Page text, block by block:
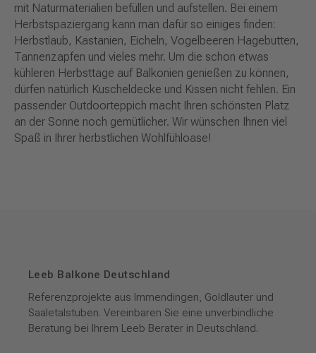
mit Naturmaterialien befüllen und aufstellen. Bei einem
Herbstspaziergang kann man dafür so einiges finden:
Herbstlaub, Kastanien, Eicheln, Vogelbeeren Hagebutten,
Tannenzapfen und vieles mehr. Um die schon etwas
kühleren Herbsttage auf Balkonien genießen zu können,
dürfen natürlich Kuscheldecke und Kissen nicht fehlen. Ein
passender Outdoorteppich macht Ihren schönsten Platz
an der Sonne noch gemütlicher. Wir wünschen Ihnen viel
Spaß in Ihrer herbstlichen Wohlfühloase!
Leeb Balkone Deutschland
Referenzprojekte aus Immendingen, Goldlauter und
Saaletalstuben. Vereinbaren Sie eine unverbindliche
Beratung bei Ihrem Leeb Berater in Deutschland.